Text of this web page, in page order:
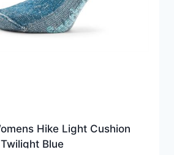
Hike Light Cushion
Blue